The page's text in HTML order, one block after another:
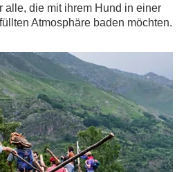
alle, die mit ihrem Hund in einer
Atmosphäre baden möchten.